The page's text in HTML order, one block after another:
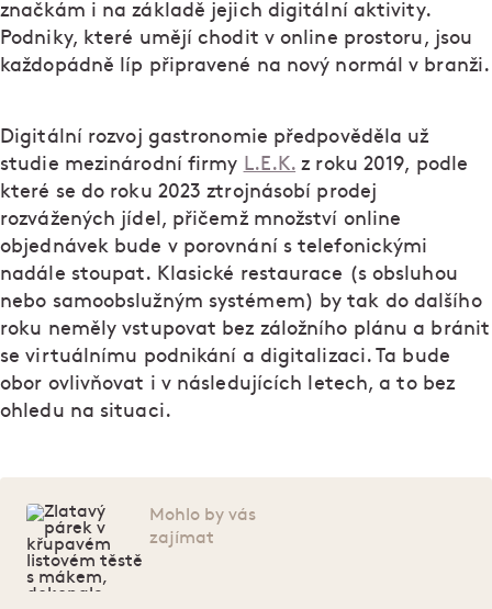
značkám i na základě jejich digitální aktivity.
Podniky, které umějí chodit v online prostoru, jsou
každopádně líp připravené na nový normál v branži.
Digitální rozvoj gastronomie předpověděla už
studie mezinárodní firmy L.E.K. z roku 2019, podle
které se do roku 2023 ztrojnásobí prodej
rozvážených jídel, přičemž množství online
objednávek bude v porovnání s telefonickými
nadále stoupat. Klasické restaurace (s obsluhou
nebo samoobslužným systémem) by tak do dalšího
roku neměly vstupovat bez záložního plánu a bránit
se virtuálnímu podnikání a digitalizaci. Ta bude
obor ovlivňovat i v následujících letech, a to bez
ohledu na situaci.
Mohlo by vás
zajímat